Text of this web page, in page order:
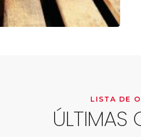
LISTA DE
ÚLTIMAS